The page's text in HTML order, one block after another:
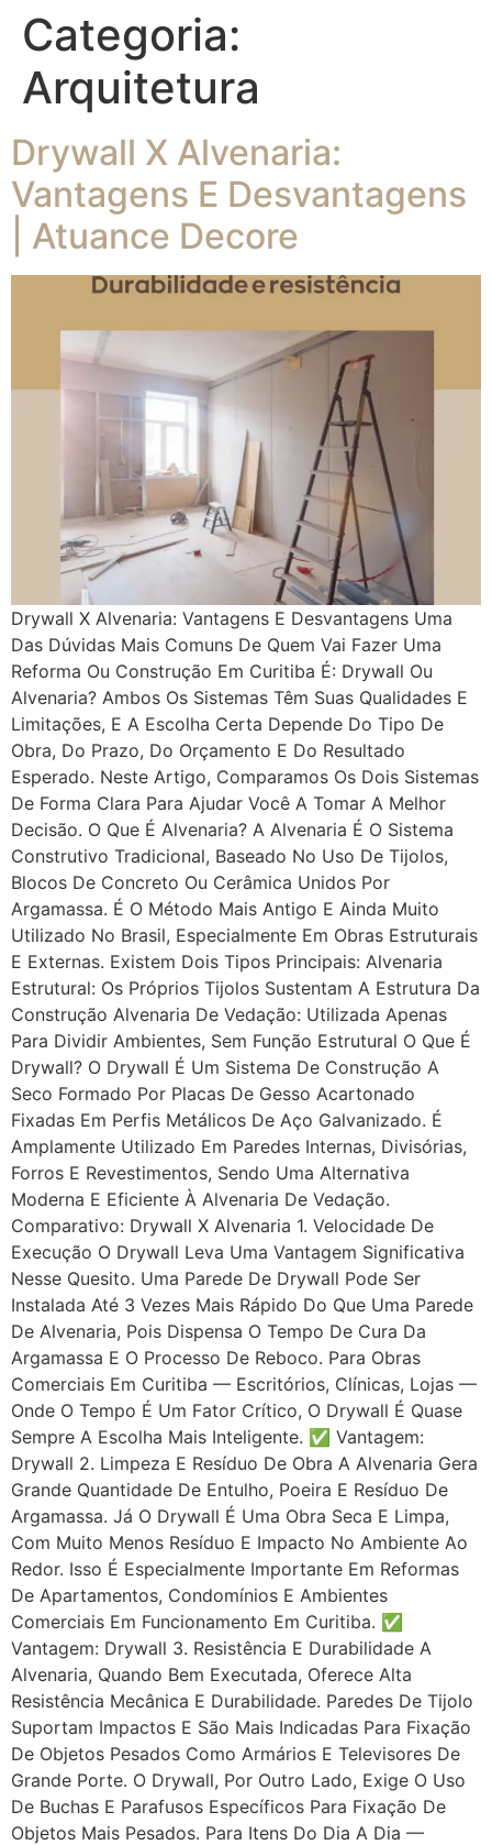
Categoria:
Arquitetura
Drywall X Alvenaria:
Vantagens E Desvantagens
| Atuance Decore
Drywall X Alvenaria: Vantagens E Desvantagens Uma
Das Dúvidas Mais Comuns De Quem Vai Fazer Uma
Reforma Ou Construção Em Curitiba É: Drywall Ou
Alvenaria? Ambos Os Sistemas Têm Suas Qualidades E
Limitações, E A Escolha Certa Depende Do Tipo De
Obra, Do Prazo, Do Orçamento E Do Resultado
Esperado. Neste Artigo, Comparamos Os Dois Sistemas
De Forma Clara Para Ajudar Você A Tomar A Melhor
Decisão. O Que É Alvenaria? A Alvenaria É O Sistema
Construtivo Tradicional, Baseado No Uso De Tijolos,
Blocos De Concreto Ou Cerâmica Unidos Por
Argamassa. É O Método Mais Antigo E Ainda Muito
Utilizado No Brasil, Especialmente Em Obras Estruturais
E Externas. Existem Dois Tipos Principais: Alvenaria
Estrutural: Os Próprios Tijolos Sustentam A Estrutura Da
Construção Alvenaria De Vedação: Utilizada Apenas
Para Dividir Ambientes, Sem Função Estrutural O Que É
Drywall? O Drywall É Um Sistema De Construção A
Seco Formado Por Placas De Gesso Acartonado
Fixadas Em Perfis Metálicos De Aço Galvanizado. É
Amplamente Utilizado Em Paredes Internas, Divisórias,
Forros E Revestimentos, Sendo Uma Alternativa
Moderna E Eficiente À Alvenaria De Vedação.
Comparativo: Drywall X Alvenaria 1. Velocidade De
Execução O Drywall Leva Uma Vantagem Significativa
Nesse Quesito. Uma Parede De Drywall Pode Ser
Instalada Até 3 Vezes Mais Rápido Do Que Uma Parede
De Alvenaria, Pois Dispensa O Tempo De Cura Da
Argamassa E O Processo De Reboco. Para Obras
Comerciais Em Curitiba — Escritórios, Clínicas, Lojas —
Onde O Tempo É Um Fator Crítico, O Drywall É Quase
Sempre A Escolha Mais Inteligente. ✅ Vantagem:
Drywall 2. Limpeza E Resíduo De Obra A Alvenaria Gera
Grande Quantidade De Entulho, Poeira E Resíduo De
Argamassa. Já O Drywall É Uma Obra Seca E Limpa,
Com Muito Menos Resíduo E Impacto No Ambiente Ao
Redor. Isso É Especialmente Importante Em Reformas
De Apartamentos, Condomínios E Ambientes
Comerciais Em Funcionamento Em Curitiba. ✅
Vantagem: Drywall 3. Resistência E Durabilidade A
Alvenaria, Quando Bem Executada, Oferece Alta
Resistência Mecânica E Durabilidade. Paredes De Tijolo
Suportam Impactos E São Mais Indicadas Para Fixação
De Objetos Pesados Como Armários E Televisores De
Grande Porte. O Drywall, Por Outro Lado, Exige O Uso
De Buchas E Parafusos Específicos Para Fixação De
Objetos Mais Pesados. Para Itens Do Dia A Dia —